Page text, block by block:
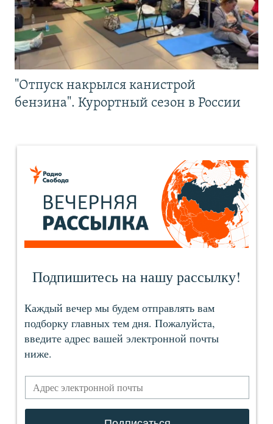
"Отпуск накрылся канистрой
бензина". Курортный сезон в России